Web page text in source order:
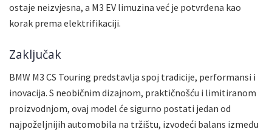
ostaje neizvjesna, a M3 EV limuzina već je potvrđena kao
korak prema elektrifikaciji.
Zaključak
BMW M3 CS Touring predstavlja spoj tradicije, performansi i
inovacija. S neobičnim dizajnom, praktičnošću i limitiranom
proizvodnjom, ovaj model će sigurno postati jedan od
najpoželjnijih automobila na tržištu, izvodeći balans između